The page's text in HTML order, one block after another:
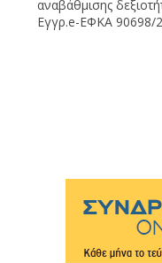
αναβάθμισης
Εγγρ.e-ΕΦΚΑ 90698/